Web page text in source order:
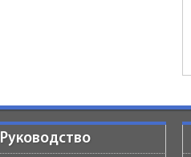
Руководство